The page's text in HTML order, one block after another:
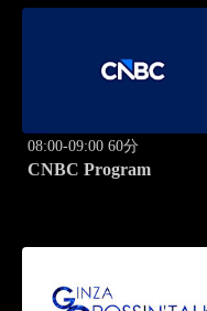
08:00-09:00 60分
CNBC Program